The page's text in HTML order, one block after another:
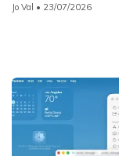
Jo Val • 23/07/2026